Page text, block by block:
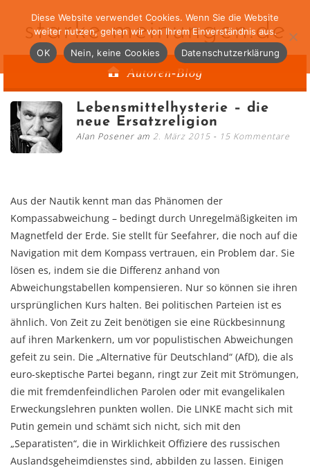
starke-meinungen.de
Autoren-Blog
Lebensmittelhysterie – die
neue Ersatzreligion
Alan Posener am 2. März 2015 15 Kommentare
Aus der Nautik kennt man das Phänomen der
Kompassabweichung – bedingt durch Unregelmäßigkeiten im
Magnetfeld der Erde. Sie stellt für Seefahrer, die noch auf die
Navigation mit dem Kompass vertrauen, ein Problem dar. Sie
lösen es, indem sie die Differenz anhand von
Abweichungstabellen kompensieren. Nur so können sie ihren
ursprünglichen Kurs halten. Bei politischen Parteien ist es
ähnlich. Von Zeit zu Zeit benötigen sie eine Rückbesinnung
auf ihren Markenkern, um vor populistischen Abweichungen
gefeit zu sein. Die „Alternative für Deutschland“ (AfD), die als
euro-skeptische Partei begann, ringt zur Zeit mit Strömungen,
die mit fremdenfeindlichen Parolen oder mit evangelikalen
Erweckungslehren punkten wollen. Die LINKE macht sich mit
Putin gemein und schämt sich nicht, sich mit den
„Separatisten“, die in Wirklichkeit Offiziere des russischen
Auslandsgeheimdienstes sind, abbilden zu lassen. Einigen
Diese Website verwendet Cookies. Wenn Sie die Website
weiter nutzen, gehen wir von Ihrem Einverständnis aus.
OK
Nein, keine Cookies Datenschutzerklärung